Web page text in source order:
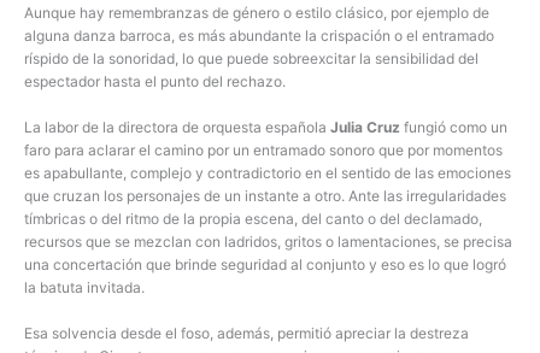
Aunque hay remembranzas de género o estilo clásico, por ejemplo de
alguna danza barroca, es más abundante la crispación o el entramado
ríspido de la sonoridad, lo que puede sobreexcitar la sensibilidad del
espectador hasta el punto del rechazo.
La labor de la directora de orquesta española Julia Cruz fungió como un
faro para aclarar el camino por un entramado sonoro que por momentos
es apabullante, complejo y contradictorio en el sentido de las emociones
que cruzan los personajes de un instante a otro. Ante las irregularidades
tímbricas o del ritmo de la propia escena, del canto o del declamado,
recursos que se mezclan con ladridos, gritos o lamentaciones, se precisa
una concertación que brinde seguridad al conjunto y eso es lo que logró
la batuta invitada.
Esa solvencia desde el foso, además, permitió apreciar la destreza